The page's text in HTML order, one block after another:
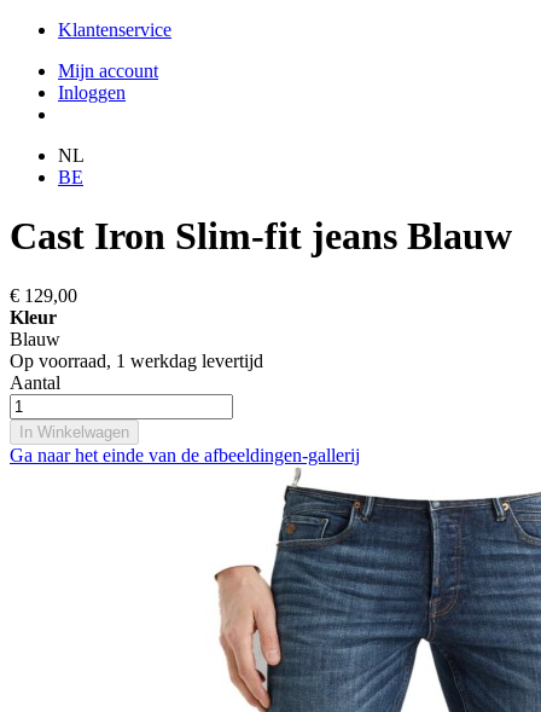
Klantenservice
Mijn account
Inloggen
NL
BE
Cast Iron Slim-fit jeans Blauw
€ 129,00
Kleur
Blauw
Op voorraad, 1 werkdag levertijd
Aantal
In Winkelwagen
Ga naar het einde van de afbeeldingen-gallerij